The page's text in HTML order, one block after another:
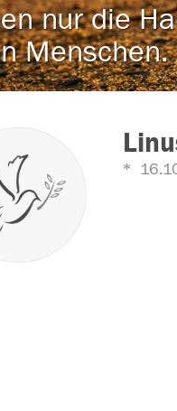
nur die
Menschen.